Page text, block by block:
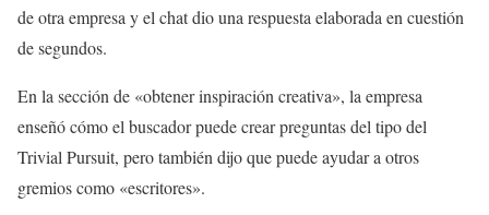
de otra empresa y el chat dio una respuesta elaborada en cuestión
de segundos.
En la sección de «obtener inspiración creativa», la empresa
enseñó cómo el buscador puede crear preguntas del tipo del
Trivial Pursuit, pero también dijo que puede ayudar a otros
gremios como «escritores».